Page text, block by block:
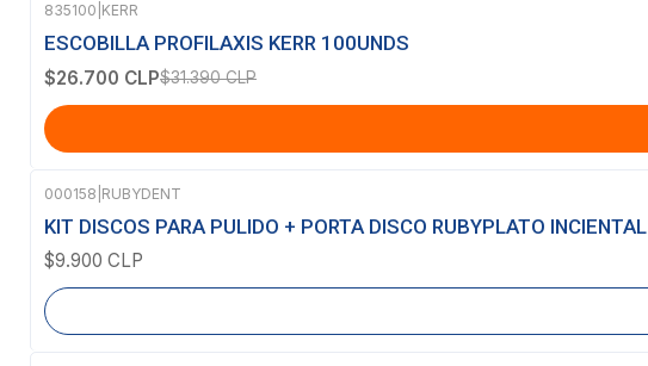
-15%OFF
835100 KERR
ESCOBILLA PROFILAXIS KERR 100UNDS
$26.700 CLP$31.390 CLP
Agotado
000158 RUBYDENT
KIT DISCOS PARA PULIDO + PORTA DISCO RUBYPLATO INCIENTAL
$9.900 CLP